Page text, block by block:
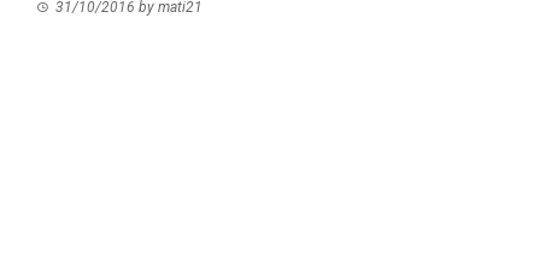
31/10/2016 by mati21